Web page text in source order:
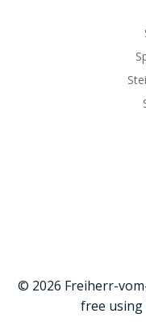
© 2026 Freiherr-
free using